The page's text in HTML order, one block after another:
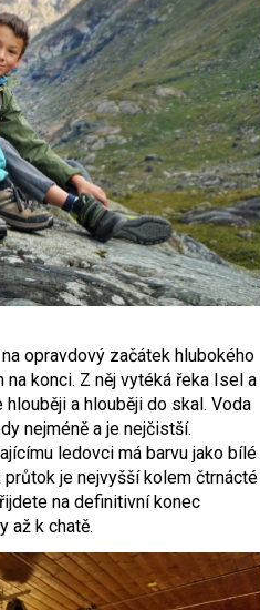
opravdový začátek hlubokého
konci. Z něj vytéká řeka Isel a
a hlouběji do skal. Voda
nejméně a je nejčistší.
ledovci má barvu jako bílé
je nejvyšší kolem čtrnácté
na definitivní konec
až k chatě.